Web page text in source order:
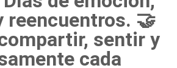
reencuentros. 🤝
sentir y
cada